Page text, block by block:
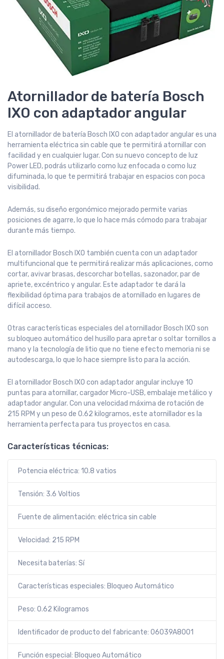
Atornillador de batería Bosch
IXO con adaptador angular
El atornillador de batería Bosch IXO con adaptador angular es una
herramienta eléctrica sin cable que te permitirá atornillar con
facilidad y en cualquier lugar. Con su nuevo concepto de luz
Power LED, podrás utilizarlo como luz enfocada o como luz
difuminada, lo que te permitirá trabajar en espacios con poca
visibilidad.
Además, su diseño ergonómico mejorado permite varias
posiciones de agarre, lo que lo hace más cómodo para trabajar
durante más tiempo.
El atornillador Bosch IXO también cuenta con un adaptador
multifuncional que te permitirá realizar más aplicaciones, como
cortar, avivar brasas, descorchar botellas, sazonador, par de
apriete, excéntrico y angular. Este adaptador te dará la
flexibilidad óptima para trabajos de atornillado en lugares de
difícil acceso.
Otras características especiales del atornillador Bosch IXO son
su bloqueo automático del husillo para apretar o soltar tornillos a
mano y la tecnología de litio que no tiene efecto memoria ni se
autodescarga, lo que lo hace siempre listo para la acción.
El atornillador Bosch IXO con adaptador angular incluye 10
puntas para atornillar, cargador Micro-USB, embalaje metálico y
adaptador angular. Con una velocidad máxima de rotación de
215 RPM y un peso de 0.62 kilogramos, este atornillador es la
herramienta perfecta para tus proyectos en casa.
Características técnicas:
Potencia eléctrica: 10.8 vatios
Tensión: 3.6 Voltios
Fuente de alimentación: eléctrica sin cable
Velocidad: 215 RPM
Necesita baterías: Sí
Características especiales: Bloqueo Automático
Peso: 0.62 Kilogramos
Identificador de producto del fabricante: 06039A8001
Función especial: Bloqueo Automático